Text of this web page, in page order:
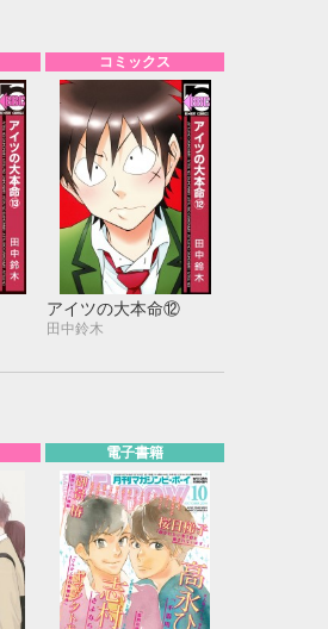
コミックス
アイツの大本命⑫
田中鈴木
電子書籍